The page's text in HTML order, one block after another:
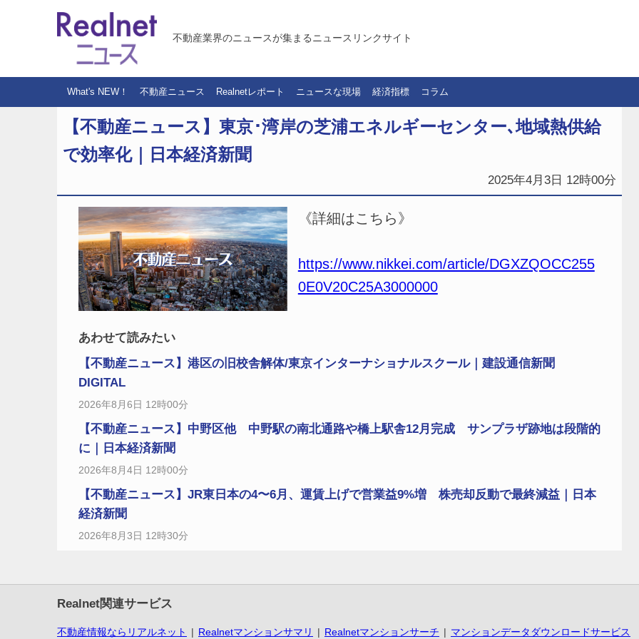
不動産業界のニュースが集まるニュースリンクサイト
What's NEW！ 不動産ニュース Realnetレポート ニュースな現場 経済指標 コラム
【不動産ニュース】東京･湾岸の芝浦エネルギーセンター､地域熱供給
で効率化｜日本経済新聞
2025年4月3日 12時00分
《詳細はこちら》
https://www.nikkei.com/article/DGXZQOCC255
0E0V20C25A3000000
あわせて読みたい
【不動産ニュース】港区の旧校舎解体/東京インターナショナルスクール｜建設通信新聞
DIGITAL
2026年8月6日 12時00分
【不動産ニュース】中野区他 中野駅の南北通路や橋上駅舎12月完成 サンプラザ跡地は段階的
に｜日本経済新聞
2026年8月4日 12時00分
【不動産ニュース】JR東日本の4〜6月、運賃上げで営業益9%増 株売却反動で最終減益｜日本
経済新聞
2026年8月3日 12時30分
Realnet関連サービス
不動産情報ならリアルネット Realnetマンションサマリ Realnetマンションサーチ マンションデータダウンロードサービス